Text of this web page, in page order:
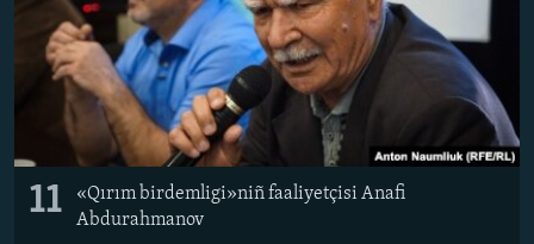
11
«Qırım birdemligi»niñ faaliyetçisi Anafi
Abdurahmanov